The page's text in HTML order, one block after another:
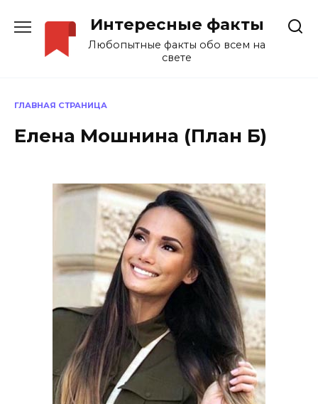
содержанию
Интересные факты
Любопытные факты обо всем на
свете
ГЛАВНАЯ СТРАНИЦА
Елена Мошнина (План Б)